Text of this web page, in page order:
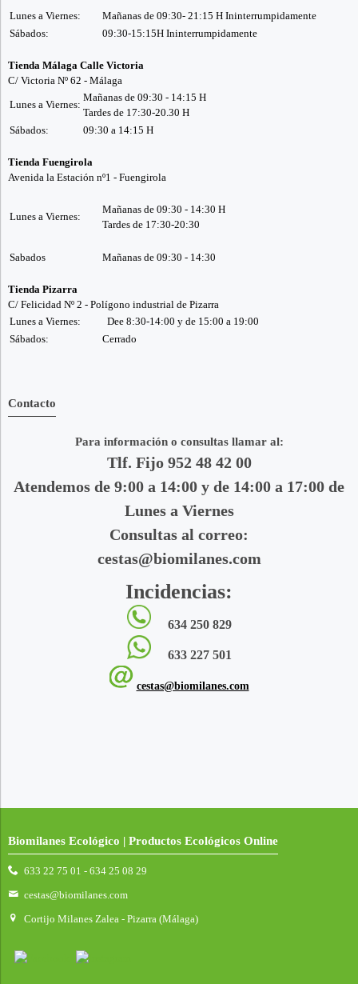
Lunes a Viernes:
Mañanas de 09:30- 21:15 H Ininterrumpidamente
Sábados:
09:30-15:15H Ininterrumpidamente
Tienda Málaga Calle Victoria
C/ Victoria Nº 62 - Málaga
Lunes a Viernes:
Mañanas de 09:30 - 14:15 H
Tardes de 17:30-20.30 H
Sábados:
09:30 a 14:15 H
Tienda Fuengirola
Avenida la Estación nº1 - Fuengirola
Lunes a Viernes:
Mañanas de 09:30 - 14:30 H
Tardes de 17:30-20:30
Sabados Mañanas de 09:30 - 14:30
Tienda Pizarra
C/ Felicidad Nº 2 - Polígono industrial de Pizarra
Lunes a Viernes:
Dee 8:30-14:00 y de 15:00 a 19:00
Sábados:
Cerrado
Contacto
Para información o consultas llamar al:
Tlf. Fijo 952 48 42 00
Atendemos de 9:00 a 14:00 y de 14:00 a 17:00 de
Lunes a Viernes
Consultas al correo:
cestas@biomilanes.com
Incidencias:
634 250 829
633 227 501
cestas@biomilanes.com
Biomilanes Ecológico | Productos Ecológicos Online
633 22 75 01 - 634 25 08 29
cestas@biomilanes.com
Cortijo Milanes Zalea - Pizarra (Málaga)